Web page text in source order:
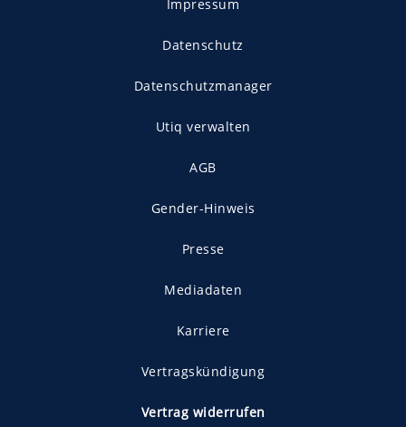
Impressum
Datenschutz
Datenschutzmanager
Utiq verwalten
AGB
Gender-Hinweis
Presse
Mediadaten
Karriere
Vertragskündigung
Vertrag widerrufen